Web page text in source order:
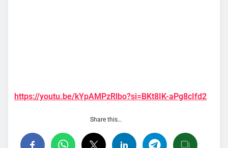
https://youtu.be/kYpAMPzRlbo?si=BKt8IK-aPg8cIfd2
Share this…